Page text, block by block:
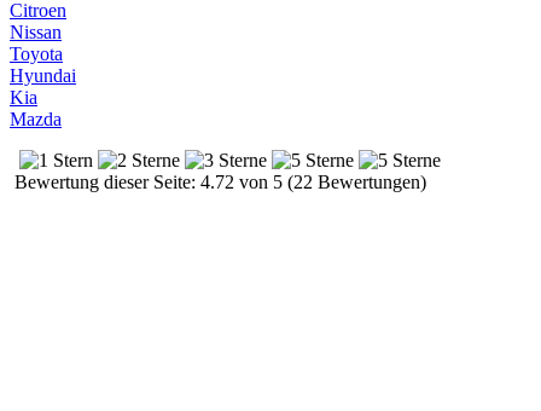
Citroen
Nissan
Toyota
Hyundai
Kia
Mazda
Bewertung dieser Seite: 4.72 von 5 (22 Bewertungen)